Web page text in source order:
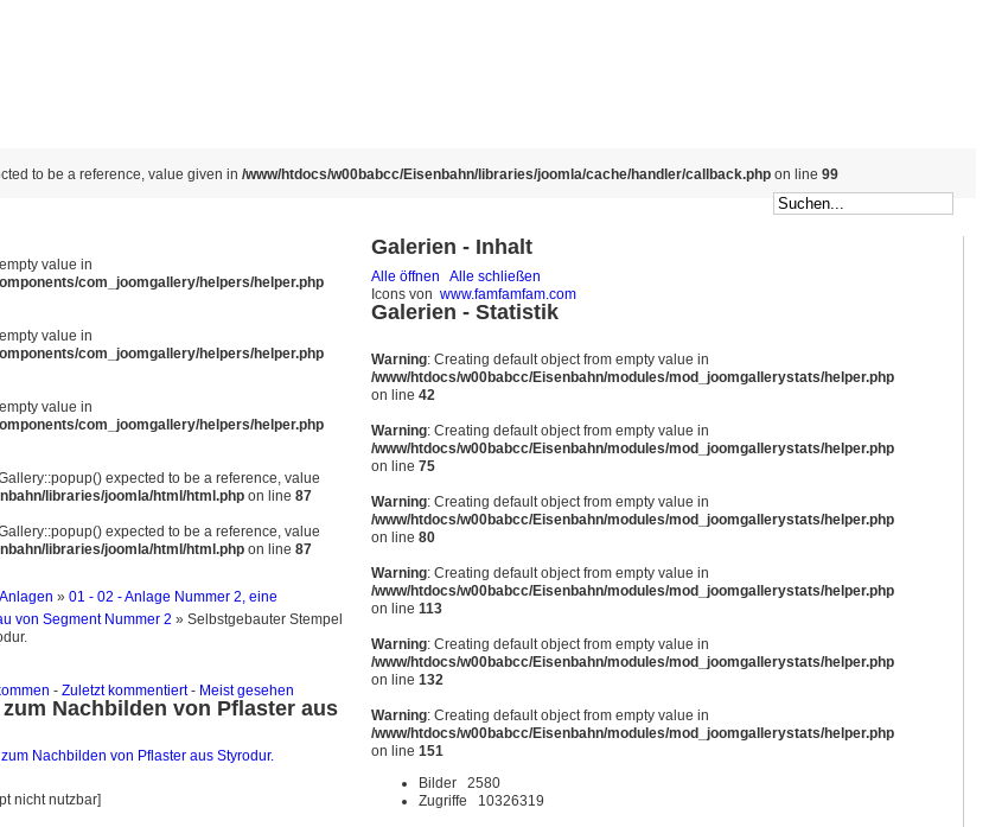
to be a reference, value given in /www/htdocs/w00babcc/Eisenbahn/libraries/joomla/cache/handler/callback.phpon line 99
value in
com_joomgallery/helpers/helper.php
value in
com_joomgallery/helpers/helper.php
value in
com_joomgallery/helpers/helper.php
expected to be a reference, value
libraries/joomla/html/html.phpon line 87
expected to be a reference, value
libraries/joomla/html/html.phpon line 87
» 01 - 02 - Anlage Nummer 2, eine
von Segment Nummer 2 » Selbstgebauter Stempel
- Zuletzt kommentiert- Meist gesehen
Nachbilden von Pflaster aus
nicht nutzbar]
Galerien - Inhalt
Alle öffnen
Alle schließen
Icons von www.famfamfam.com
Galerien - Statistik
Warning: Creating default object from empty value in
/www/htdocs/w00babcc/Eisenbahn/modules/mod_joomgallerystats/helper.php
on line 42
Warning: Creating default object from empty value in
/www/htdocs/w00babcc/Eisenbahn/modules/mod_joomgallerystats/helper.php
on line 75
Warning: Creating default object from empty value in
/www/htdocs/w00babcc/Eisenbahn/modules/mod_joomgallerystats/helper.php
on line 80
Warning: Creating default object from empty value in
/www/htdocs/w00babcc/Eisenbahn/modules/mod_joomgallerystats/helper.php
on line 113
Warning: Creating default object from empty value in
/www/htdocs/w00babcc/Eisenbahn/modules/mod_joomgallerystats/helper.php
on line 132
Warning: Creating default object from empty value in
/www/htdocs/w00babcc/Eisenbahn/modules/mod_joomgallerystats/helper.php
on line 151
Bilder
2580
Zugriffe
10326319